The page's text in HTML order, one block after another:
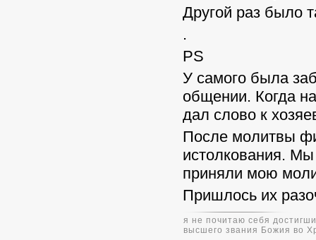
Другой раз было
.
PS
У самого была
общении. Когда
дал слово к
После молитвы
истолкования.
приняли мою
Пришлось их
я не почитаю себя
высшего звания Божия во